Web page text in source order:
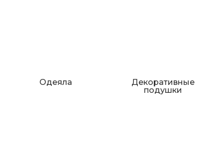
Одеяла
Декоративные
подушки